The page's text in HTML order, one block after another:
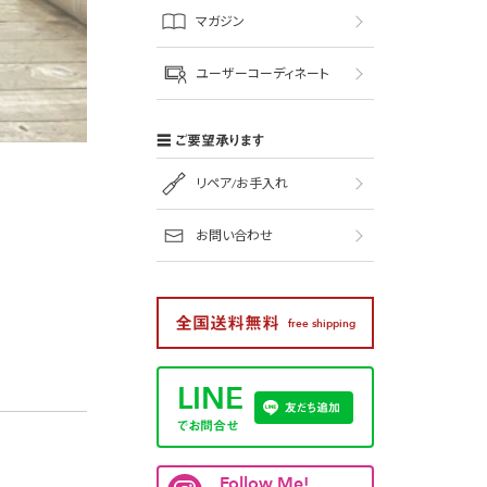
マガジン
ユーザーコーディネート
ご要望承ります
リペア/お手入れ
お問い合わせ
全国送料無料 free shipping
LINE
でお問合せ
友だち追加